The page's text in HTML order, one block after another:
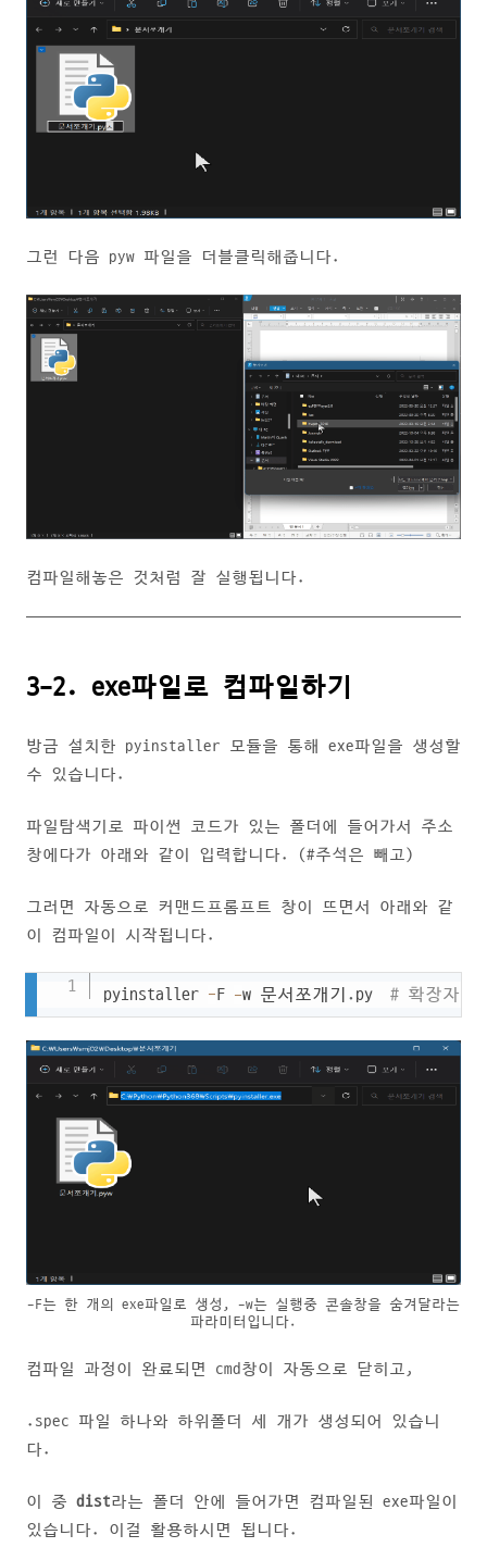
그런 다음 pyw 파일을 더블클릭해줍니다.
컴파일해놓은 것처럼 잘 실행됩니다.
3-2. exe파일로 컴파일하기
방금 설치한 pyinstaller 모듈을 통해 exe파일을 생성할
수 있습니다.
파일탐색기로 파이썬 코드가 있는 폴더에 들어가서 주소
창에다가 아래와 같이 입력합니다. (#주석은 빼고)
그러면 자동으로 커맨드프롬프트 창이 뜨면서 아래와 같
이 컴파일이 시작됩니다.
pyinstaller -F -w 문서쪼개기 . py # 확장자가
Copy
-F는 한 개의 exe파일로 생성, -w는 실행중 콘솔창을 숨겨달라는
파라미터입니다.
컴파일 과정이 완료되면 cmd창이 자동으로 닫히고,
.spec 파일 하나와 하위폴더 세 개가 생성되어 있습니
다.
이 중 dist라는 폴더 안에 들어가면 컴파일된 exe파일이
있습니다. 이걸 활용하시면 됩니다.